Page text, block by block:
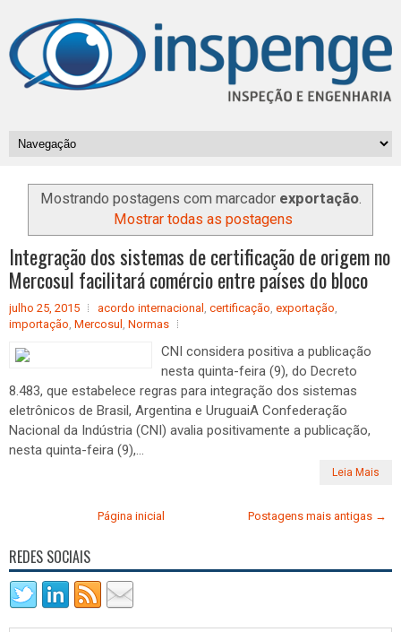
Mostrando postagens com marcador exportação.
Mostrar todas as postagens
Integração dos sistemas de certificação de origem no
Mercosul facilitará comércio entre países do bloco
julho 25, 2015 acordo internacional certificação exportação
importação Mercosul Normas
CNI considera positiva a publicação
nesta quinta-feira (9), do Decreto
8.483, que estabelece regras para integração dos sistemas
eletrônicos de Brasil, Argentina e UruguaiA Confederação
Nacional da Indústria (CNI) avalia positivamente a publicação,
nesta quinta-feira (9),...
Leia Mais
Postagens mais antigas →
Página inicial
REDES SOCIAIS